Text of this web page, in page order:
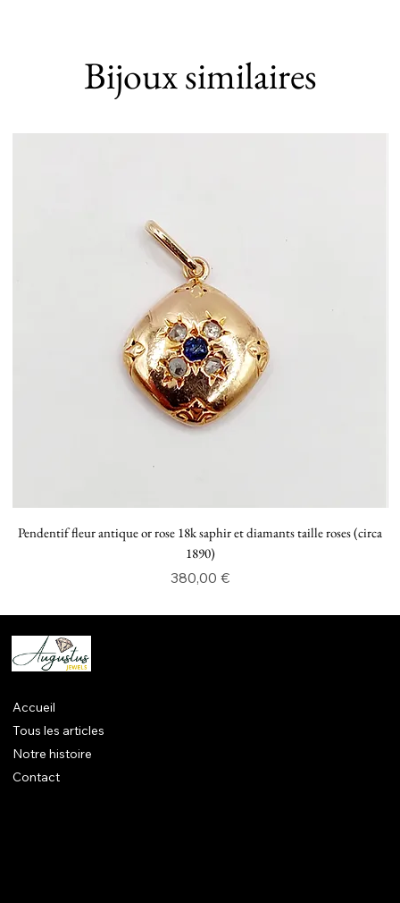
Bijoux similaires
Pendentif fleur antique or rose 18k saphir et diamants taille roses (circa
1890)
Prix
380,00 €
Accueil
Tous les articles
Notre histoire
Contact